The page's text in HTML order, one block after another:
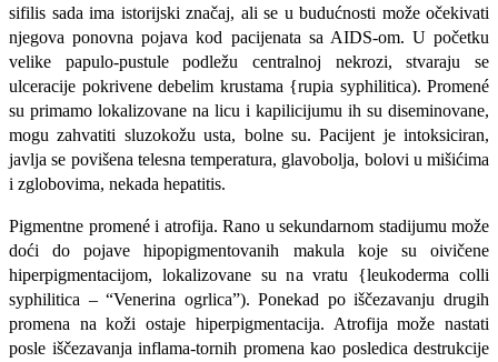
sifilis sa­da ima istorijski značaj, ali se u budućnosti može očekivati
njegova ponovna pojava kod pacijenata sa AIDS-om. U početku
velike papulo-pustule podležu centralnoj nekrozi, stvaraju se
ulceracije pokrivene debelim krustama {rupia syphilitica). Promené
su primamo lokalizovane na li­cu i kapilicijumu ih su diseminovane,
mo­gu zahvatiti sluzokožu usta, bolne su. Pa­cijent je intoksiciran,
javlja se povišena telesna temperatura, glavobolja, bolovi u mišićima
i zglobovima, nekada hepa­titis.
Pigmentne promené i atrofija. Rano u sekundarnom stadijumu može
doći do pojave hipopigmentovanih makula koje su oivičene
hiperpigmentacijom, lokali­zovane su na vratu {leukoderma colli
syphilitica – “Venerina ogrlica”). Pone­kad po iščezavanju drugih
promena na koži ostaje hiperpigmentacija. Atrofija može nastati
posle iščezavanja inflama-tornih promena kao posledica destrukci­je